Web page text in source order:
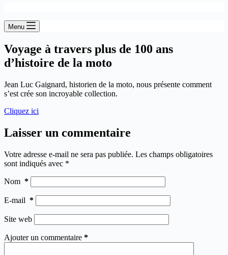
Menu
Voyage à travers plus de 100 ans
d’histoire de la moto
Jean Luc Gaignard, historien de la moto, nous présente comment
s’est crée son incroyable collection.
Cliquez ici
Laisser un commentaire
Votre adresse e-mail ne sera pas publiée. Les champs obligatoires
sont indiqués avec *
Nom *
E-mail *
Site web
Ajouter un commentaire *